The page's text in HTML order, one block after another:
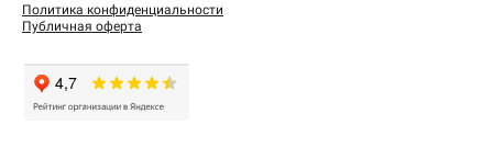
Политика конфиденциальности
Публичная оферта